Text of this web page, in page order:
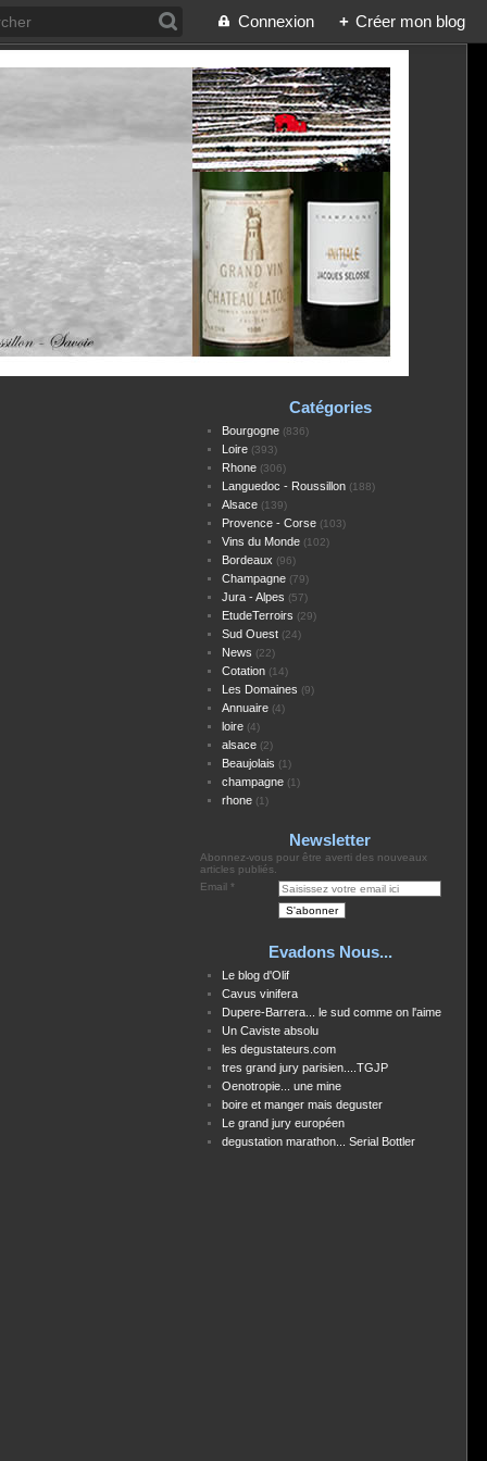
Connexion + Créer mon blog
Catégories
Bourgogne(836)
Loire(393)
Rhone(306)
Languedoc - Roussillon(188)
Alsace(139)
Provence - Corse(103)
Vins du Monde(102)
Bordeaux (96)
Champagne(79)
Jura - Alpes (57)
EtudeTerroirs (29)
Sud Ouest(24)
News (22)
Cotation(14)
Les Domaines (9)
Annuaire(4)
loire(4)
alsace(2)
Beaujolais (1)
champagne(1)
rhone(1)
Newsletter
Abonnez-vous pour être averti des nouveaux
articles publiés.
Email
Evadons Nous...
Le blog d'Olif
Cavus vinifera
Dupere-Barrera... le sud comme on l'aime
Un Caviste absolu
les degustateurs.com
tres grand jury parisien....TGJP
Oenotropie... une mine
boire et manger mais deguster
Le grand jury européen
degustation marathon... Serial Bottler